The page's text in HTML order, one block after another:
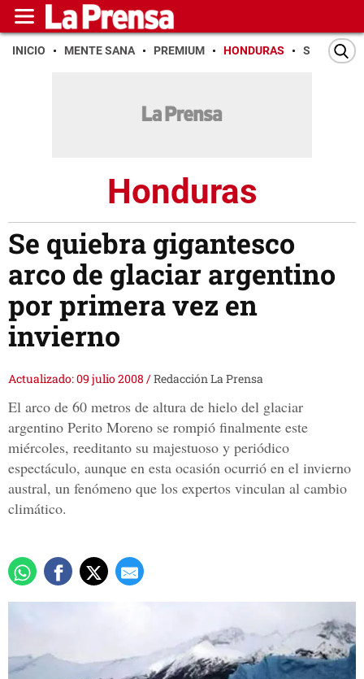
INICIO MENTE SANA PREMIUM HONDURAS SAN PEDRO
Honduras
Se quiebra gigantesco
arco de glaciar argentino
por primera vez en
invierno
Actualizado: 09 julio 2008 /Redacción La Prensa
El arco de 60 metros de altura de hielo del glaciar
argentino Perito Moreno se rompió finalmente este
miércoles, reeditanto su majestuoso y periódico
espectáculo, aunque en esta ocasión ocurrió en el invierno
austral, un fenómeno que los expertos vinculan al cambio
climático.